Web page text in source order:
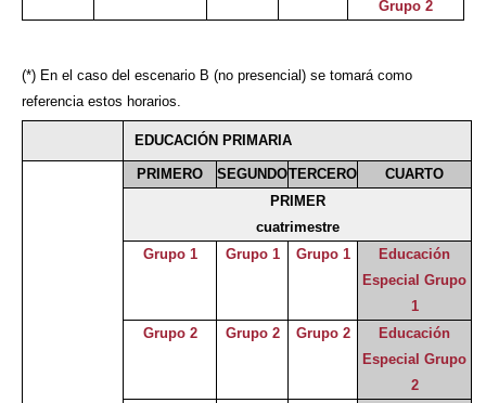
Grupo 2
(*) En el caso del escenario B (no presencial) se tomará como
referencia estos horarios.
EDUCACIÓN PRIMARIA
PRIMERO SEGUNDOTERCERO
CUARTO
PRIMER
cuatrimestre
Grupo 1
Grupo 1 Grupo 1
Educación
Especial Grupo
1
Grupo 2
Grupo 2 Grupo 2
Educación
Especial Grupo
2